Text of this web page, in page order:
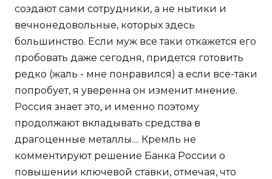
создают сами сотрудники, а не нытики и
вечнонедовольные, которых здесь
большинство. Если муж все таки откажется его
пробовать даже сегодня, придется готовить
редко (жаль - мне понравился) а если все-таки
попробует, я уверенна он изменит мнение.
Россия знает это, и именно поэтому
продолжают вкладывать средства в
драгоценные металлы.... Кремль не
комментируют решение Банка России о
повышении ключевой ставки, отмечая, что